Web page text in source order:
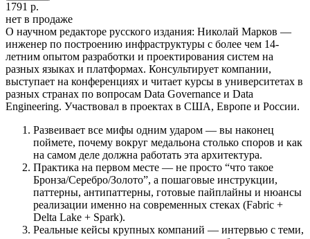
1791 р.
нет в продаже
О научном редакторе русского издания: Николай Марков —
инженер по построению инфраструктуры с более чем 14-
летним опытом разработки и проектирования систем на
разных языках и платформах. Консультирует компании,
выступает на конференциях и читает курсы в университетах в
разных странах по вопросам Data Governance и Data
Engineering. Участвовал в проектах в США, Европе и России.
Развеивает все мифы одним ударом — вы наконец
поймете, почему вокруг медальона столько споров и как
на самом деле должна работать эта архитектура.
Практика на первом месте — не просто “что такое
Бронза/Серебро/Золото”, а пошаговые инструкции,
паттерны, антипаттерны, готовые пайплайны и нюансы
реализации именно на современных стеках (Fabric +
Delta Lake + Spark).
Реальные кейсы крупных компаний — интервью с теми,